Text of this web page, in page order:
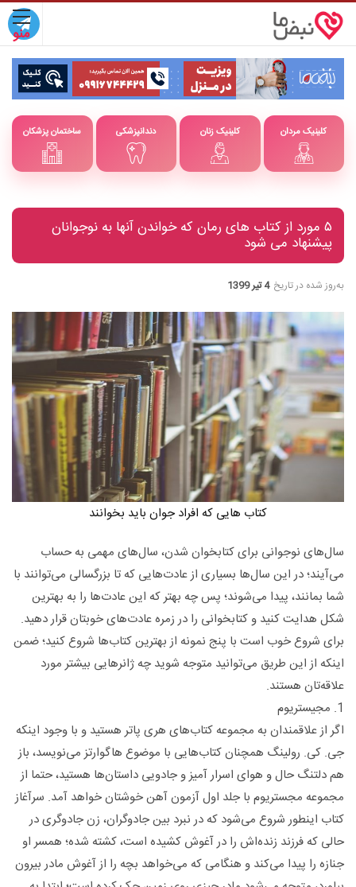
ساختمان پزشکان دندانپزشکی کلینیک زنان کلینیک مردان
۵ مورد از کتاب های رمان که خواندن آنها به نوجوانان
پیشنهاد می شود
به‌روز شده در تاریخ 4 تیر 1399
کتاب هایی که افراد جوان باید بخوانند
سال‌های نوجوانی برای کتابخوان شدن، سال‌های مهمی به حساب
می‌آیند؛ در این سال‌ها بسیاری از عادت‌هایی که تا بزرگسالی می‌توانند با
شما بمانند، پیدا می‌شوند؛ پس چه بهتر که این عادت‌ها را به بهترین
شکل هدایت کنید و کتابخوانی را در زمره عادت‌های خوبتان قرار دهید.
برای شروع خوب است با پنج نمونه از بهترین کتاب‌ها شروع کنید؛ ضمن
اینکه از این طریق می‌توانید متوجه شوید چه ژانرهایی بیشتر مورد
علاقه‌تان هستند.
1. مجیستریوم
اگر از علاقمندان به مجموعه کتاب‌های هری پاتر هستید و با وجود اینکه
جی. کی. رولینگ همچنان کتاب‌هایی با موضوع هاگوارتز می‌نویسد، باز
هم دلتنگ حال و هوای اسرار آمیز و جادویی داستان‌‌ها هستید، حتما از
مجموعه مجستریوم با جلد اول آزمون آهن خوشتان خواهد آمد. سرآغاز
کتاب اینطور شروع می‌شود که در نبرد بین جادوگران، زن جادوگری در
حالی که فرزند زنده‌اش را در آغوش کشیده است، کشته شده؛ همسر او
جنازه را پیدا می‌کند و هنگامی که می‌خواهد بچه را از آغوش مادر بیرون